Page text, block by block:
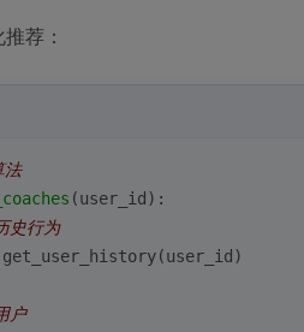
荐：
法
(user_id ):
史行为
户